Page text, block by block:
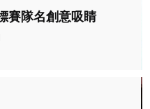
賽隊名創意吸睛